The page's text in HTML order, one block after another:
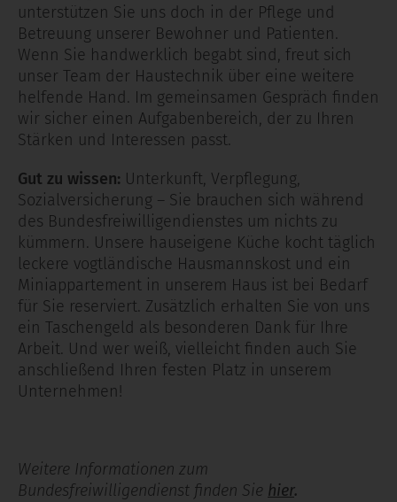
unterstützen Sie uns doch in der Pflege und
Betreuung unserer Bewohner und Patienten.
Wenn Sie handwerklich begabt sind, freut sich
unser Team der Haustechnik über eine weitere
helfende Hand. Im gemeinsamen Gespräch finden
wir sicher einen Aufgabenbereich, der zu Ihren
Stärken und Interessen passt.
Gut zu wissen: Unterkunft, Verpflegung,
Sozialversicherung – Sie brauchen sich während
des Bundesfreiwilligendienstes um nichts zu
kümmern. Unsere hauseigene Küche kocht täglich
leckere vogtländische Hausmannskost und ein
Miniappartement in unserem Haus ist bei Bedarf
für Sie reserviert. Zusätzlich erhalten Sie von uns
ein Taschengeld als besonderen Dank für Ihre
Arbeit. Und wer weiß, vielleicht finden auch Sie
anschließend Ihren festen Platz in unserem
Unternehmen!
Weitere Informationen zum
Bundesfreiwilligendienst finden Sie hier.